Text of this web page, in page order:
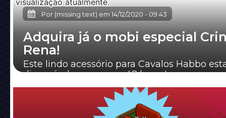
Por (missing text) em 14/12/2020 - 09:43
Adquira já o mobi especial
Rena!
Este lindo acessório para Cavalos Habbo
disponível por apenas 48 horas!